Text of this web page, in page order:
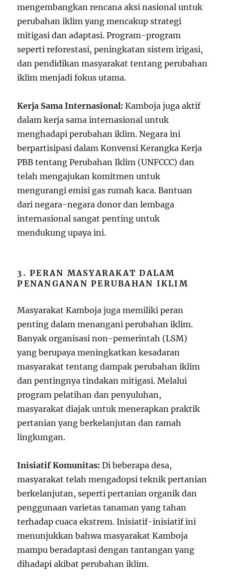
mengembangkan rencana aksi nasional untuk
perubahan iklim yang mencakup strategi
mitigasi dan adaptasi. Program-program
seperti reforestasi, peningkatan sistem irigasi,
dan pendidikan masyarakat tentang perubahan
iklim menjadi fokus utama.
Kerja Sama Internasional: Kamboja juga aktif
dalam kerja sama internasional untuk
menghadapi perubahan iklim. Negara ini
berpartisipasi dalam Konvensi Kerangka Kerja
PBB tentang Perubahan Iklim (UNFCCC) dan
telah mengajukan komitmen untuk
mengurangi emisi gas rumah kaca. Bantuan
dari negara-negara donor dan lembaga
internasional sangat penting untuk
mendukung upaya ini.
3. PERAN MASYARAKAT DALAM
PENANGANAN PERUBAHAN IKLIM
Masyarakat Kamboja juga memiliki peran
penting dalam menangani perubahan iklim.
Banyak organisasi non-pemerintah (LSM)
yang berupaya meningkatkan kesadaran
masyarakat tentang dampak perubahan iklim
dan pentingnya tindakan mitigasi. Melalui
program pelatihan dan penyuluhan,
masyarakat diajak untuk menerapkan praktik
pertanian yang berkelanjutan dan ramah
lingkungan.
Inisiatif Komunitas: Di beberapa desa,
masyarakat telah mengadopsi teknik pertanian
berkelanjutan, seperti pertanian organik dan
penggunaan varietas tanaman yang tahan
terhadap cuaca ekstrem. Inisiatif-inisiatif ini
menunjukkan bahwa masyarakat Kamboja
mampu beradaptasi dengan tantangan yang
dihadapi akibat perubahan iklim.